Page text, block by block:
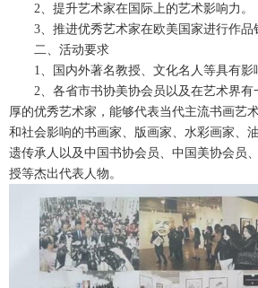
2、提升艺术家在国际上的艺术影响力。
3、推进优秀艺术家在欧美国家进行作品
二、活动要求
1、国内外著名教授、文化名人等具有影
2、各省市书协美协会员以及在艺术界
厚的优秀艺术家，能够代表当代主流书画艺
和社会影响的书画家、版画家、水彩画家、
遗传承人以及中国书协会员、中国美协会员
授等杰出代表人物。